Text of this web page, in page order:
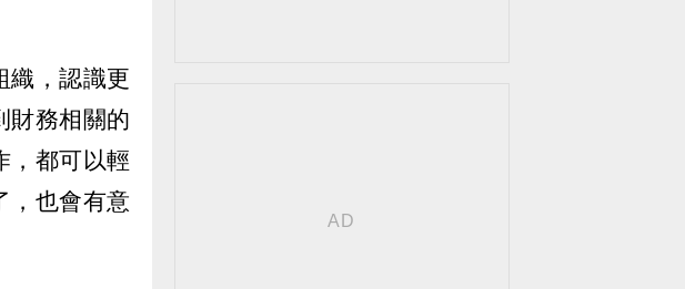
織，認識更
財務相關的
，都可以輕
，也會有意